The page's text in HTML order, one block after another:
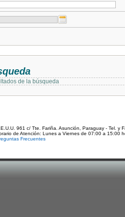
de la búsqueda
961 c/ Tte. Fariña. Asunción, Paraguay - Tel. y
de Atención: Lunes a Viernes de 07:00 a 15:00
Frecuentes